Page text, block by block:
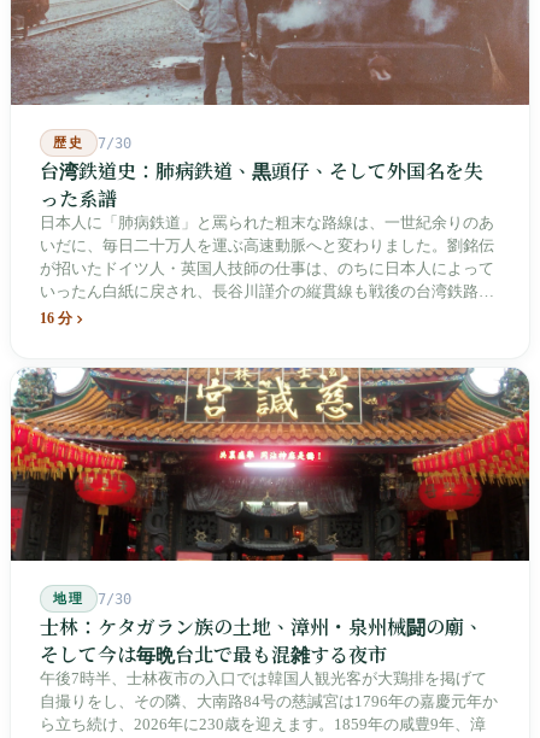
歴史 7/30
台湾鉄道史：肺病鉄道、黒頭仔、そして外国名を失
った系譜
日本人に「肺病鉄道」と罵られた粗末な路線は、一世紀余りのあ
いだに、毎日二十万人を運ぶ高速動脈へと変わりました。劉銘伝
が招いたドイツ人・英国人技師の仕事は、のちに日本人によって
いったん白紙に戻され、長谷川謹介の縦貫線も戦後の台湾鉄路に
よって改名・改番されました。どの世代も前の世代の記録を脚注
治スローガン、そしてようやくプユマ・タロコの世代になって、
先住民族の地名が再びレールの上に敷き戻されたのです。
16 分
地理 7/30
士林：ケタガラン族の土地、漳州・泉州械闘の廟、
そして今は毎晩台北で最も混雑する夜市
午後7時半、士林夜市の入口では韓国人観光客が大鶏排を掲げて
自撮りをし、その隣、大南路84号の慈諴宮は1796年の嘉慶元年か
ら立ち続け、2026年に230歳を迎えます。1859年の咸豊9年、漳